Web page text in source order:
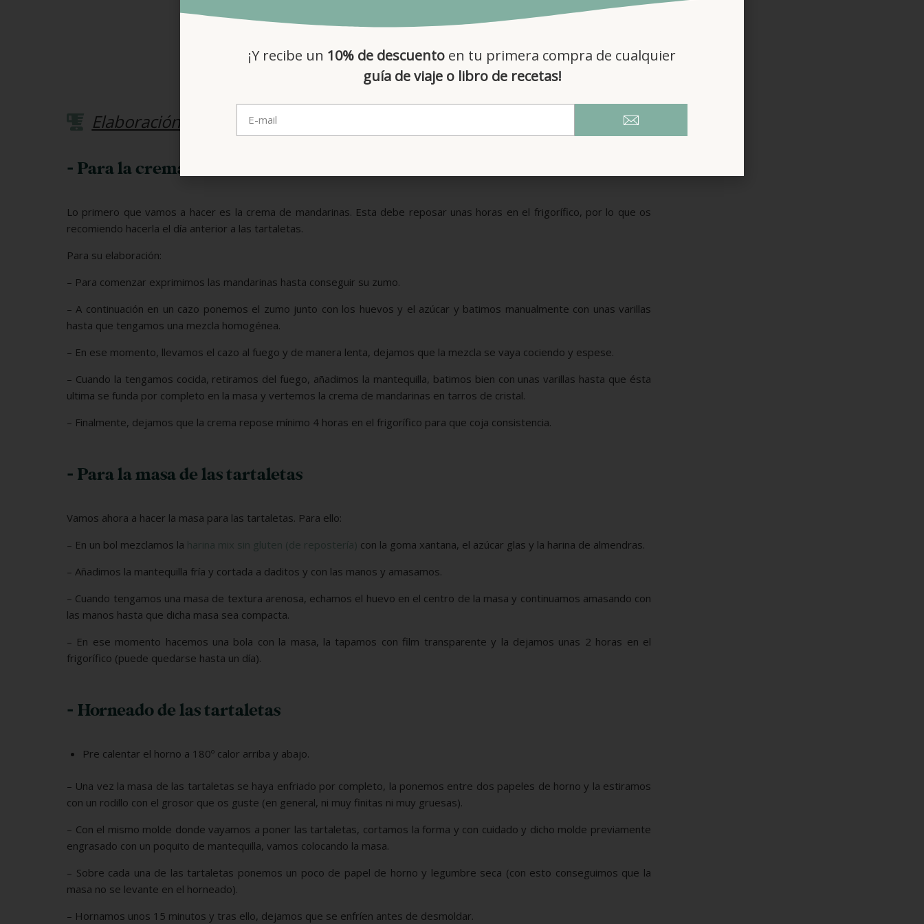
100 g de mantequilla
1 huevo entero
Elaboración
- Para la crema de mandarinas
Lo primero que vamos a hacer es la crema de mandarinas. Esta debe reposar unas horas en el frigorífico, por lo que os
recomiendo hacerla el día anterior a las tartaletas.
Para su elaboración:
– Para comenzar exprimimos las mandarinas hasta conseguir su zumo.
– A continuación en un cazo ponemos el zumo junto con los huevos y el azúcar y batimos manualmente con unas varillas
hasta que tengamos una mezcla homogénea.
– En ese momento, llevamos el cazo al fuego y de manera lenta, dejamos que la mezcla se vaya cociendo y espese.
– Cuando la tengamos cocida, retiramos del fuego, añadimos la mantequilla, batimos bien con unas varillas hasta que ésta
ultima se funda por completo en la masa y vertemos la crema de mandarinas en tarros de cristal.
– Finalmente, dejamos que la crema repose mínimo 4 horas en el frigorífico para que coja consistencia.
- Para la masa de las tartaletas
Vamos ahora a hacer la masa para las tartaletas. Para ello:
– En un bol mezclamos la harina mix sin gluten (de repostería) con la goma xantana, el azúcar glas y la harina de almendras.
– Añadimos la mantequilla fría y cortada a daditos y con las manos y amasamos.
– Cuando tengamos una masa de textura arenosa, echamos el huevo en el centro de la masa y continuamos amasando con
las manos hasta que dicha masa sea compacta.
– En ese momento hacemos una bola con la masa, la tapamos con film transparente y la dejamos unas 2 horas en el
frigorífico (puede quedarse hasta un día).
- Horneado de las tartaletas
Pre calentar el horno a 180º calor arriba y abajo.
– Una vez la masa de las tartaletas se haya enfriado por completo, la ponemos entre dos papeles de horno y la estiramos
con un rodillo con el grosor que os guste (en general, ni muy finitas ni muy gruesas).
– Con el mismo molde donde vayamos a poner las tartaletas, cortamos la forma y con cuidado y dicho molde previamente
engrasado con un poquito de mantequilla, vamos colocando la masa.
– Sobre cada una de las tartaletas ponemos un poco de papel de horno y legumbre seca (con esto conseguimos que la
masa no se levante en el horneado).
– Hornamos unos 15 minutos y tras ello, dejamos que se enfríen antes de desmoldar.
¡Y recibe un 10% de descuento en tu primera compra de cualquier
guía de viaje o libro de recetas!